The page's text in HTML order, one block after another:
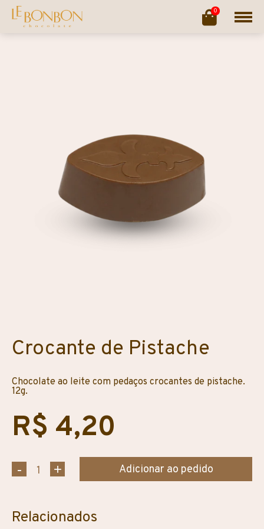
Crocante de Pistache
Chocolate ao leite com pedaços crocantes de pistache.
12g.
R$ 4,20
Adicionar ao pedido
Relacionados